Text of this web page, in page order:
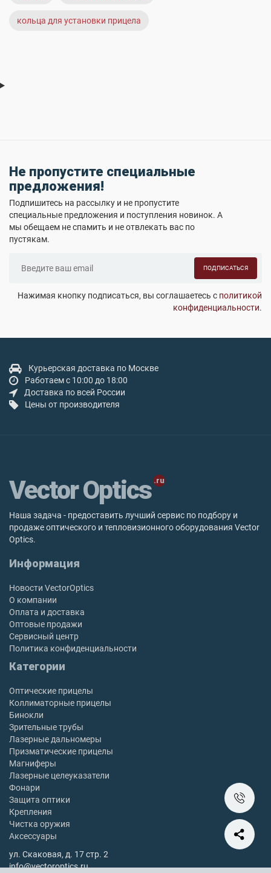
кольца для установки прицела
Не пропустите специальные
предложения!
Подпишитесь на рассылку и не пропустите
специальные предложения и поступления новинок. А
мы обещаем не спамить и не отвлекать вас по
пустякам.
ПОДПИСАТЬСЯ
Нажимая кнопку подписаться, вы соглашаетесь с политикой
конфиденциальности.
Курьерская доставка по Москве
Работаем с 10:00 до 18:00
Доставка по всей России
Цены от производителя
Vector Optics
Наша задача - предоставить лучший сервис по подбору и
продаже оптического и тепловизионного оборудования Vector
Optics.
Информация
Новости VectorOptics
О компании
Оплата и доставка
Оптовые продажи
Сервисный центр
Политика конфиденциальности
Категории
Оптические прицелы
Коллиматорные прицелы
Бинокли
Зрительные трубы
Лазерные дальномеры
Призматические прицелы
Магниферы
Лазерные целеуказатели
Фонари
Защита оптики
Крепления
Чистка оружия
Аксессуары
ул. Скаковая, д. 17 стр. 2
info@vectoroptics.ru